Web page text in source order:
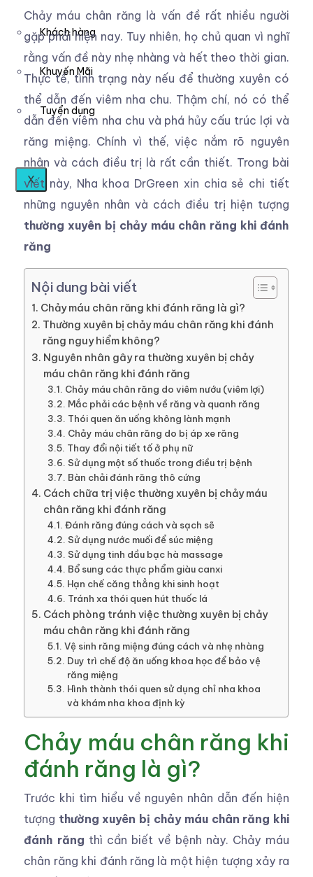
Khách hàng
Khuyến Mãi
Tuyển dụng
X
Chảy máu chân răng là vấn đề rất nhiều người
gặp phải hiện nay. Tuy nhiên, họ chủ quan vì nghĩ
rằng vấn đề này nhẹ nhàng và hết theo thời gian.
Thực tế, tình trạng này nếu để thường xuyên có
thể dẫn đến viêm nha chu. Thậm chí, nó có thể
dẫn đến viêm nha chu và phá hủy cấu trúc lợi và
răng miệng. Chính vì thế, việc nắm rõ nguyên
nhân và cách điều trị là rất cần thiết. Trong bài
viết này, Nha khoa DrGreen xin chia sẻ chi tiết
những nguyên nhân và cách điều trị hiện tượng
thường xuyên bị chảy máu chân răng khi đánh
răng
Nội dung bài viết
Chảy máu chân răng khi đánh răng là gì?
Thường xuyên bị chảy máu chân răng khi đánh
răng nguy hiểm không?
Nguyên nhân gây ra thường xuyên bị chảy
máu chân răng khi đánh răng
Chảy máu chân răng do viêm nướu (viêm lợi)
Mắc phải các bệnh về răng và quanh răng
Thói quen ăn uống không lành mạnh
Chảy máu chân răng do bị áp xe răng
Thay đổi nội tiết tố ở phụ nữ
Sử dụng một số thuốc trong điều trị bệnh
Bàn chải đánh răng thô cứng
Cách chữa trị việc thường xuyên bị chảy máu
chân răng khi đánh răng
Đánh răng đúng cách và sạch sẽ
Sử dụng nước muối để súc miệng
Sử dụng tinh dầu bạc hà massage
Bổ sung các thực phẩm giàu canxi
Hạn chế căng thẳng khi sinh hoạt
Tránh xa thói quen hút thuốc lá
Cách phòng tránh việc thường xuyên bị chảy
máu chân răng khi đánh răng
Vệ sinh răng miệng đúng cách và nhẹ nhàng
Duy trì chế độ ăn uống khoa học để bảo vệ
răng miệng
Hình thành thói quen sử dụng chỉ nha khoa
và khám nha khoa định kỳ
Chảy máu chân răng khi
đánh răng là gì?
Trước khi tìm hiểu về nguyên nhân dẫn đến hiện
tượng thường xuyên bị chảy máu chân răng khi
đánh răng thì cần biết về bệnh này. Chảy máu
chân răng khi đánh răng là một hiện tượng xảy ra